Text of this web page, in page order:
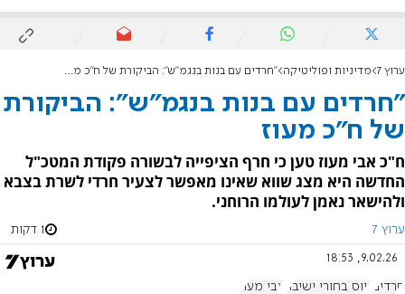
ערוץ 7 מדיניות ופוליטיקה "חרדים עם בנות בנגמ"ש": הביקורת של ח"כ מעוז
"חרדים עם בנות בנגמ"ש": הביקורת
של ח"כ מעוז
ח"כ אבי מעוז טען כי חרף הציפייה לבשורה פקודת המטכ"ל
החדשה היא מצג שווא שאינו מאפשר לצעיר חרדי לשרת בצבא
ולהישאר נאמן לעולמו הרוחני.
ערוץ 7 1 דקות
9.02.26, 18:53
חרדים גיוס בחורי ישיבה אבי מעוז